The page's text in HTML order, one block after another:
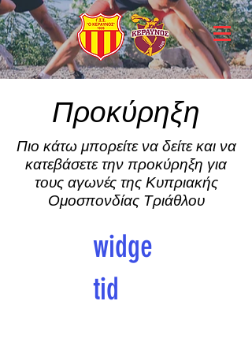
Προκύρηξη
Πιο κάτω μπορείτε να δείτε και να
κατεβάσετε την προκύρηξη για
τους αγωνές της Κυπριακής
Ομοσπονδίας Τριάθλου
widge
tid